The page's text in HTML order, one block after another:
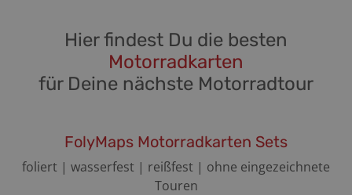
Hier findest Du die besten
Motorradkarten
für Deine nächste Motorradtour
FolyMaps Motorradkarten Sets
foliert | wasserfest | reißfest | ohne eingezeichnete
Touren